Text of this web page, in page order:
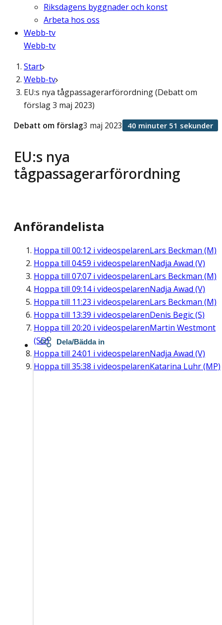
Riksdagens byggnader och konst
Arbeta hos oss
Webb-tv
Webb-tv
Start
Webb-tv
EU:s nya tågpassagerarförordning (Debatt om
förslag 3 maj 2023)
EU:s nya
tågpassagerarförordning
Debatt om förslag3 maj 2023 40 minuter 51 sekunder
Anförandelista
Hoppa till 00:12 i videospelarenLars Beckman (M)
Hoppa till 04:59 i videospelarenNadja Awad (V)
Hoppa till 07:07 i videospelarenLars Beckman (M)
Hoppa till 09:14i videospelarenNadja Awad (V)
Hoppa till 11:23 i videospelarenLars Beckman (M)
Hoppa till 13:39 i videospelarenDenis Begic (S)
Hoppa till 20:20 i videospelarenMartin Westmont
(SD)
Hoppa till 24:01 i videospelarenNadja Awad (V)
Hoppa till 35:38 i videospelarenKatarina Luhr (MP)
Dela/Bädda in